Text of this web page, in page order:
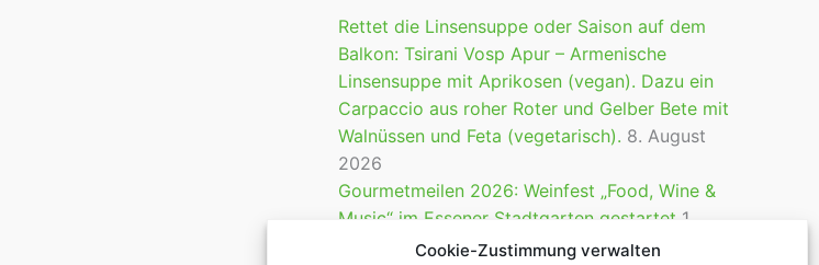
Cookie-Zustimmung verwalten
Rettet die Linsensuppe oder Saison auf dem
Balkon: Tsirani Vosp Apur – Armenische
Linsensuppe mit Aprikosen (vegan). Dazu ein
Carpaccio aus roher Roter und Gelber Bete mit
Walnüssen und Feta (vegetarisch). 8. August
2026
Gourmetmeilen 2026: Weinfest „Food, Wine &
Music“ im Essener Stadtgarten gestartet 1.
August 2026